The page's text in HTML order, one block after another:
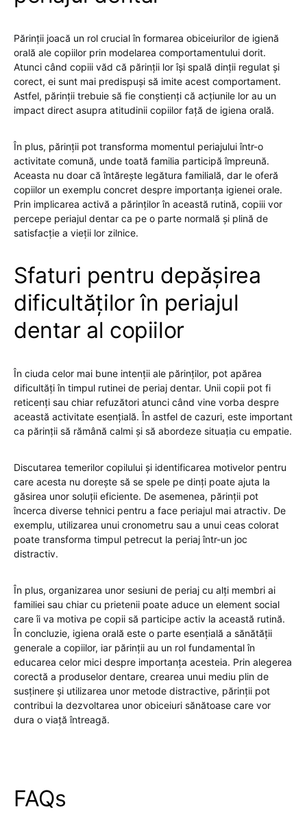
Părinții joacă un rol crucial în formarea obiceiurilor de igienă
orală ale copiilor prin modelarea comportamentului dorit.
Atunci când copiii văd că părinții lor își spală dinții regulat și
corect, ei sunt mai predispuși să imite acest comportament.
Astfel, părinții trebuie să fie conștienți că acțiunile lor au un
impact direct asupra atitudinii copiilor față de igiena orală.
În plus, părinții pot transforma momentul periajului într-o
activitate comună, unde toată familia participă împreună.
Aceasta nu doar că întărește legătura familială, dar le oferă
copiilor un exemplu concret despre importanța igienei orale.
Prin implicarea activă a părinților în această rutină, copiii vor
percepe periajul dentar ca pe o parte normală și plină de
satisfacție a vieții lor zilnice.
Sfaturi pentru depășirea
dificultăților în periajul
dentar al copiilor
În ciuda celor mai bune intenții ale părinților, pot apărea
dificultăți în timpul rutinei de periaj dentar. Unii copii pot fi
reticenți sau chiar refuzători atunci când vine vorba despre
această activitate esențială. În astfel de cazuri, este important
ca părinții să rămână calmi și să abordeze situația cu empatie.
Discutarea temerilor copilului și identificarea motivelor pentru
care acesta nu dorește să se spele pe dinți poate ajuta la
găsirea unor soluții eficiente. De asemenea, părinții pot
încerca diverse tehnici pentru a face periajul mai atractiv. De
exemplu, utilizarea unui cronometru sau a unui ceas colorat
poate transforma timpul petrecut la periaj într-un joc
distractiv.
În plus, organizarea unor sesiuni de periaj cu alți membri ai
familiei sau chiar cu prietenii poate aduce un element social
care îi va motiva pe copii să participe activ la această rutină.
În concluzie, igiena orală este o parte esențială a sănătății
generale a copiilor, iar părinții au un rol fundamental în
educarea celor mici despre importanța acesteia. Prin alegerea
corectă a produselor dentare, crearea unui mediu plin de
susținere și utilizarea unor metode distractive, părinții pot
contribui la dezvoltarea unor obiceiuri sănătoase care vor
dura o viață întreagă.
FAQs